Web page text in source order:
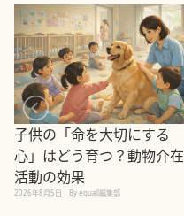
子供の「命を大切にする
心」はどう育つ？動物介在
活動の効果
2026年8月5日 By equall編集部